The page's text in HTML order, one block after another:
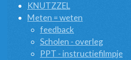
KNUTZZEL
Meten = weten
feedback
Scholen - overleg
PPT - instructiefilmpje